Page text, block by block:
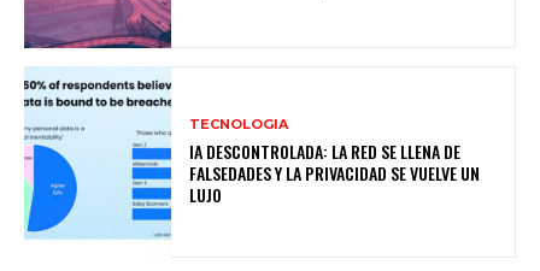
TECNOLOGIA
IA DESCONTROLADA: LA RED SE LLENA DE
FALSEDADES Y LA PRIVACIDAD SE VUELVE UN
LUJO